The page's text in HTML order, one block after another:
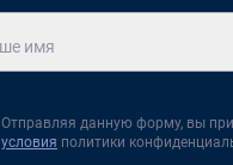
Отправляя данную форму, вы
условия политики